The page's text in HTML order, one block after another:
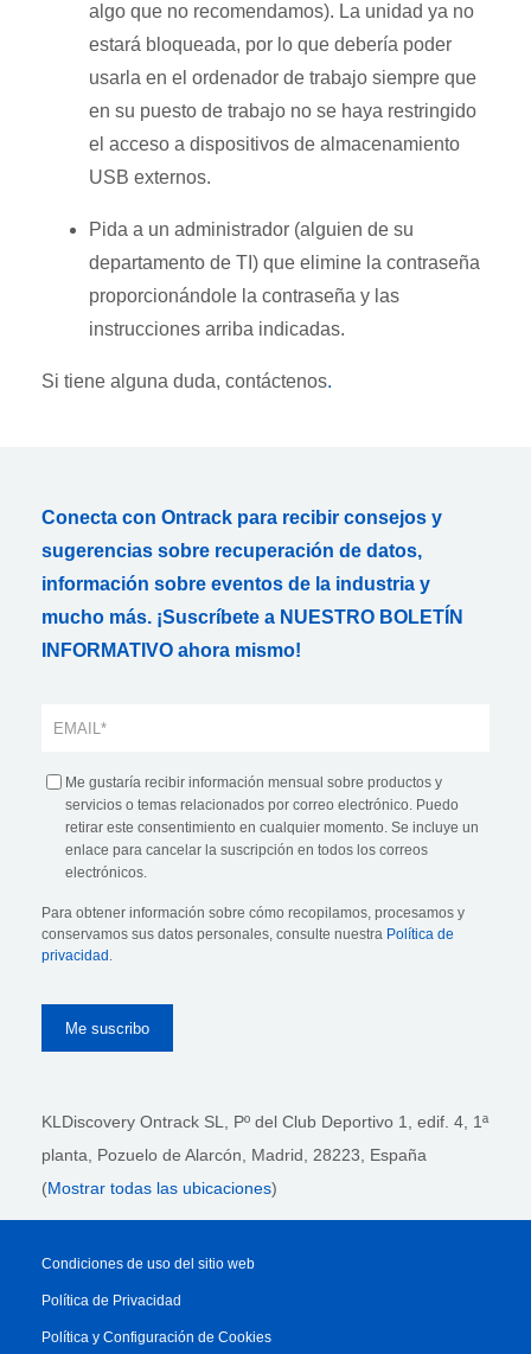
algo que no recomendamos). La unidad ya no
estará bloqueada, por lo que debería poder
usarla en el ordenador de trabajo siempre que
en su puesto de trabajo no se haya restringido
el acceso a dispositivos de almacenamiento
USB externos.
Pida a un administrador (alguien de su
departamento de TI) que elimine la contraseña
proporcionándole la contraseña y las
instrucciones arriba indicadas.
Si tiene alguna duda, contáctenos.
Conecta con Ontrack para recibir consejos y
sugerencias sobre recuperación de datos,
información sobre eventos de la industria y
mucho más. ¡Suscríbete a NUESTRO BOLETÍN
INFORMATIVO ahora mismo!
Me gustaría recibir información mensual sobre productos y
servicios o temas relacionados por correo electrónico. Puedo
retirar este consentimiento en cualquier momento. Se incluye un
enlace para cancelar la suscripción en todos los correos
electrónicos.
Para obtener información sobre cómo recopilamos, procesamos y
conservamos sus datos personales, consulte nuestra Política de
privacidad .
KLDiscovery Ontrack SL, Pº del Club Deportivo 1, edif. 4, 1ª
planta, Pozuelo de Alarcón, Madrid, 28223 , España
(Mostrar todas las ubicaciones)
Condiciones de uso del sitio web
Política de Privacidad
Política y Configuración de Cookies